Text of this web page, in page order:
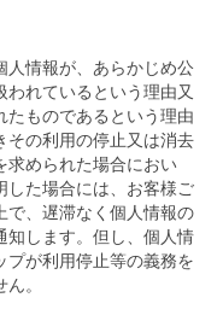
人情報が、あらかじめ公
れているという理由又
たものであるという理由
その利用の停止又は消去
求められた場合におい
した場合には、お客様ご
で、遅滞なく個人情報の
知します。但し、個人情
プが利用停止等の義務を
。